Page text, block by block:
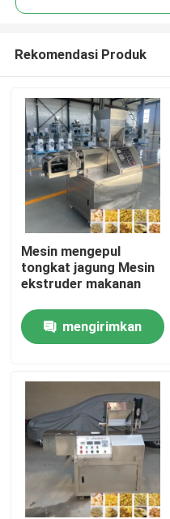
Rumah
Tampilan VR
Tentang kita
Rekomendasi Produk
Mesin mengepul
tongkat jagung Mesin
ekstruder makanan
mengirimkan